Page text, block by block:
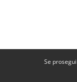
Se